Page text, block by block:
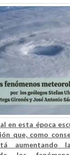
en esta época
que, como
aumentando